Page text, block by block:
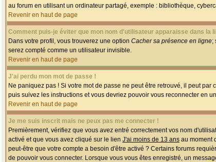
au forum en utilisant un ordinateur partagé, exemple : bibliothèque,
Revenir en haut de page
Comment puis-je éviter que mon nom d'utilisateur apparaisse dans la
Dans votre profil, vous trouverez une option Cacher sa présence en ligne;
serez compté comme un utilisateur invisible.
Revenir en haut de page
J'ai perdu mon mot de passe !
Ne paniquez pas ! Si votre mot de passe ne peut être retrouvé, il peut
puis suivez les instructions et vous devriez pouvoir vous reconnecter en
Revenir en haut de page
Je me suis inscrit mais ne peux pas me connecter !
Premièrement, vérifiez que vous avez entré correctement vos nom
activé et que vous avez cliqué sur le lien J'ai moins de 13 ans au moment
peut-être que votre compte a besoin d'être activé ? Certains forums
de pouvoir vous connecter. Lorsque vous vous êtes enregistré, un